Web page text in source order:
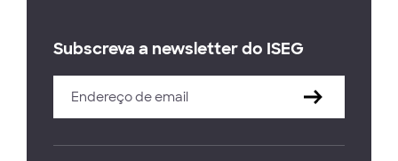
Subscreva a newsletter do ISEG